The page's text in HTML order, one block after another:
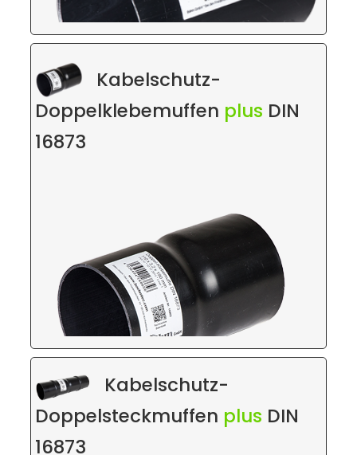
Ausführung:
PVC-U 100% Neumaterial
DIN 16873
Vollwandrohr
Klebemuffe
DN 110 - 160
SDR 20 / 34
SN 8 / 32
Kabelschutz-
Doppelklebemuffen plus DIN
16873
Kabelschutz-
Doppelsteckmuffen plus DIN
16873